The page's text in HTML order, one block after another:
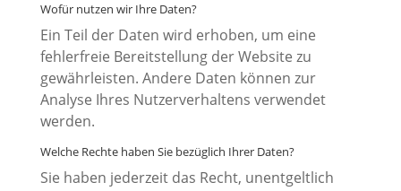
Wofür nutzen wir Ihre Daten?
Ein Teil der Daten wird erhoben, um eine
fehlerfreie Bereitstellung der Website zu
gewährleisten. Andere Daten können zur
Analyse Ihres Nutzerverhaltens verwendet
werden.
Welche Rechte haben Sie bezüglich Ihrer Daten?
Sie haben jederzeit das Recht, unentgeltlich